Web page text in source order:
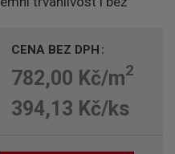
CENA BEZ DPH
782,00 Kč/m2
394,13 Kč/ks